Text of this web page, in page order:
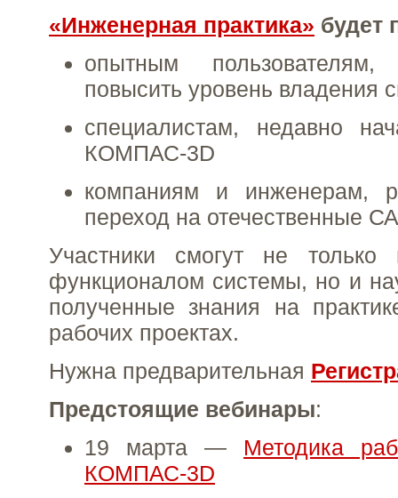
«Инженерная практика» будет
опытным
повысить уровень владения
специалистам, недавно
КОМПАС-3D
компаниям и инженерам,
переход на отечественные
Участники смогут не только
функционалом системы, но и
полученные знания на
рабочих проектах.
Нужна предварительная
Предстоящие вебинары:
19 марта — Методика
КОМПАС-3D